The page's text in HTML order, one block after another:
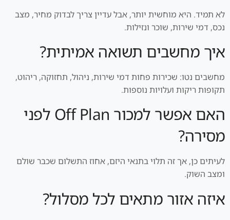
לא תמיד. היא מוחשית יותר, אבל עדיין צריך לבדוק מחיר, מצב
נכס, דמי שירות, שוכר ונזילות.
איך מחשבים תשואה אמיתית?
מחשבים נטו: שכירות פחות דמי שירות, ניהול, תחזוקה, ריהוט,
תקופות ריקות ועלויות נוספות.
האם אפשר למכור Off Plan לפני
מסירה?
לעיתים כן, אך זה תלוי בתנאי היזם, אחוז התשלום שכבר שולם
ומצב השוק.
איזה אזור מתאים לכל מסלול?